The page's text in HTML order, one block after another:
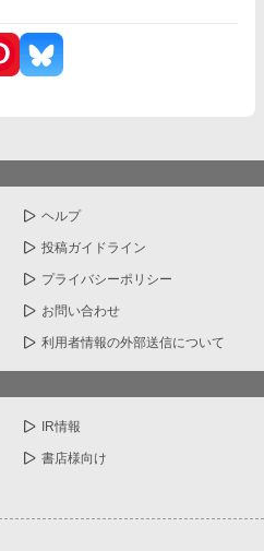
ヘルプ
投稿ガイドライン
プライバシーポリシー
お問い合わせ
利用者情報の外部送信について
IR情報
書店様向け